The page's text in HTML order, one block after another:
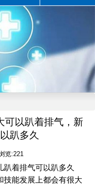
可以趴着排气，新
趴多久
览:221
着排气可以趴多久
技能发展上都会有很大